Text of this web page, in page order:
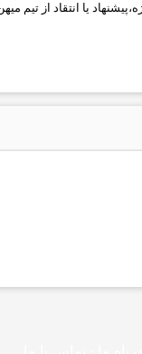
تیم میهن وبمستر با ما تماس